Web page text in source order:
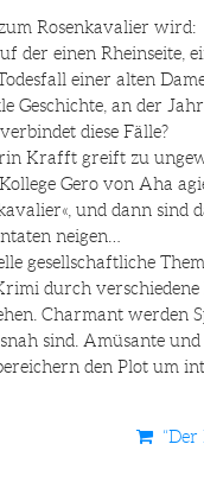
Rosenkavalier wird:
der einen Rheinseite,
einer alten
Geschichte, an der
diese Fälle?
Krafft greift zu
Gero von Aha
und dann sind
neigen…
gesellschaftliche
durch verschiedene
Charmant werden
sind. Amüsante
den Plot um